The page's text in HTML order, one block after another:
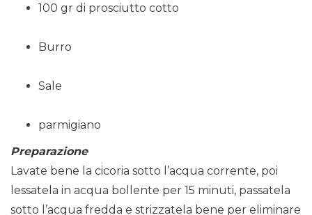
100 gr di prosciutto cotto
Burro
Sale
parmigiano
Preparazione
Lavate bene la cicoria sotto l’acqua corrente, poi
lessatela in acqua bollente per 15 minuti, passatela
sotto l’acqua fredda e strizzatela bene per eliminare